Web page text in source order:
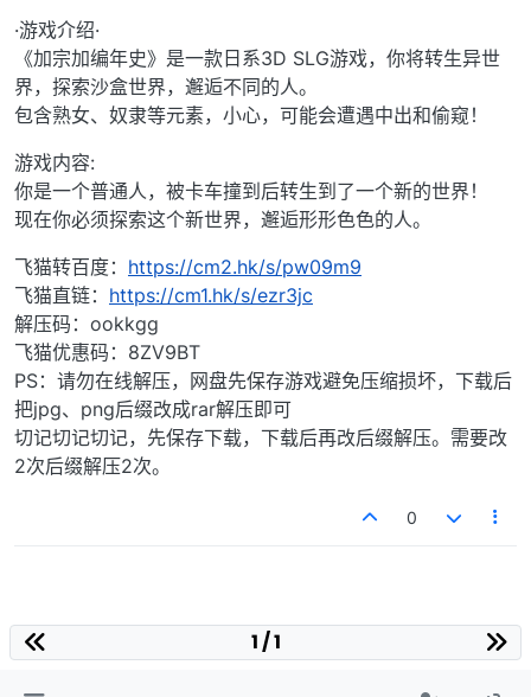
·游戏介绍·
《加宗加编年史》是一款日系3D SLG游戏，你将转生异世
界，探索沙盒世界，邂逅不同的人。
包含熟女、奴隶等元素，小心，可能会遭遇中出和偷窥！
游戏内容:
你是一个普通人，被卡车撞到后转生到了一个新的世界！
现在你必须探索这个新世界，邂逅形形色色的人。
飞猫转百度： https://cm2.hk/s/pw09m9
飞猫直链： https://cm1.hk/s/ezr3jc
解压码：ookkgg
飞猫优惠码：8ZV9BT
PS：请勿在线解压，网盘先保存游戏避免压缩损坏，下载后
把jpg、png后缀改成rar解压即可
切记切记切记，先保存下载，下载后再改后缀解压。需要改
2次后缀解压2次。
0
1 / 1